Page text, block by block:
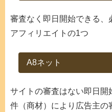
審査なく即日開始できる、
アフィリエイトの1つ
A8ネット
サイトの審査はない即日開
件（商材）により広告主